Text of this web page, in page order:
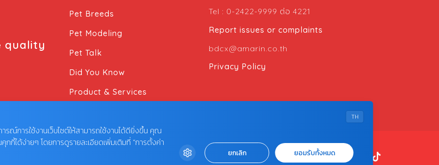
quality
Pet Breeds
Pet Modeling
Pet Talk
Did You Know
Product & Services
Tel : 0-2422-9999 ต่อ 4221
Report issues or complaints
bdcx@amarin.co.th
Privacy Policy
LIMITED.
TH
รณ์การใช้งานเว็บไซต์ให้สามารถใช้งานได้ดียิ่งขึ้น คุณ
กี้ได้ง่ายๆ โดยการดูรายละเอียดเพิ่มเติมที่ “การตั้งค่า
ยกเลิก ยอมรับทั้งหมด